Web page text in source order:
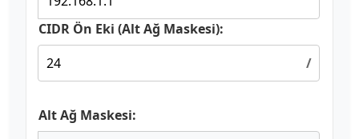
CIDR Ön Eki (Alt Ağ Maskesi):
/
Alt Ağ Maskesi: